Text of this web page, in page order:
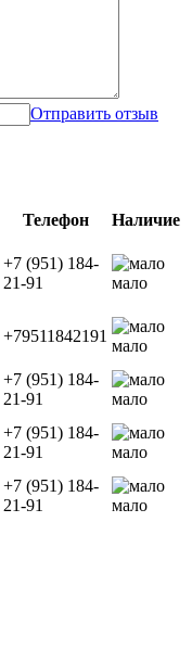
Отправить отзыв
Телефон
Наличие
+7 (951) 184-
21-91
мало
+79511842191
мало
+7 (951) 184-
21-91
мало
+7 (951) 184-
21-91
мало
+7 (951) 184-
21-91
мало